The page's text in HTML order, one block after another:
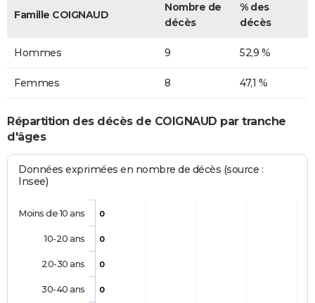
Famille COIGNAUD
Nombre de
décès
% des
décès
Hommes 9 52,9 %
Femmes 8 47,1 %
Répartition des décès de COIGNAUD par tranche
d'âges
Données exprimées en nombre de décès (source :
Insee)
0
0
0
0
Moins de 10 ans
10-20 ans
20-30 ans
30-40 ans